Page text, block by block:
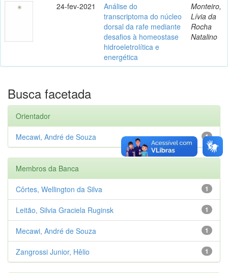
24-fev-2021
Análise do
transcriptoma do núcleo
dorsal da rafe mediante
desafios à homeostase
hidroeletrolítica e
energética
Monteiro,
Lívia da
Rocha
Natalino
Busca facetada
Orientador
1
Mecawi, André de Souza
Membros da Banca
1
Côrtes, Wellington da Silva
1
Leitão, Silvia Graciela Ruginsk
1
Mecawi, André de Souza
1
Zangrossi Junior, Hêlio